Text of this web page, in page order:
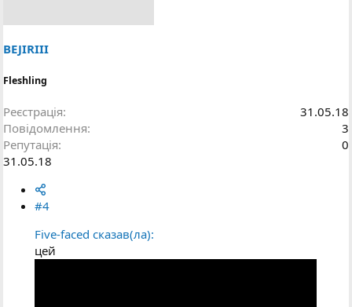
BEJIRIII
Fleshling
Реєстрація
31.05.18
Повідомлення
3
Репутація
0
31.05.18
#4
Five-faced сказав(ла):
цей